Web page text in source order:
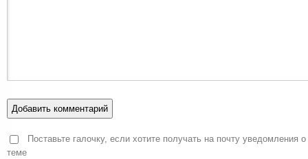
Поставьте галочку, если хотите получать на почту уведомления
теме